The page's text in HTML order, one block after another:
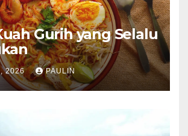
Gurih yang Selalu
2026 PAULIN